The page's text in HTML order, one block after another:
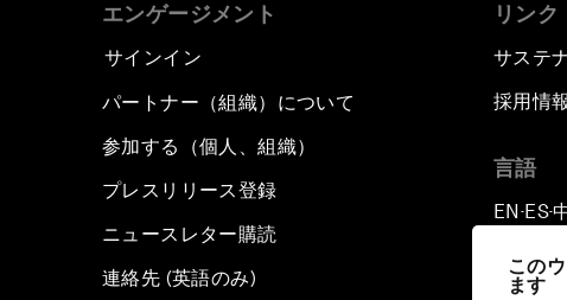
この
ます
エンゲージメント
サインイン
パートナー（組織）について
参加する（個人、組織）
プレスリリース登録
ニュースレター購読
連絡先 (英語のみ)
リンク
サステ
採用情
言語
EN ▪ ES▪